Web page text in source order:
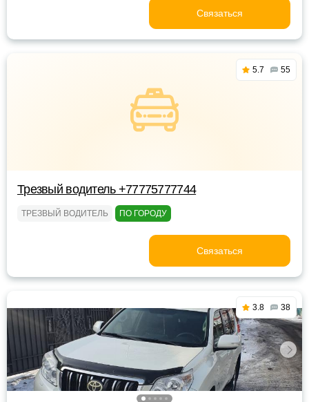
Связаться
5.7 55
Трезвый водитель +77775777744
ТРЕЗВЫЙ ВОДИТЕЛЬ ПО ГОРОДУ
Связаться
3.8 38